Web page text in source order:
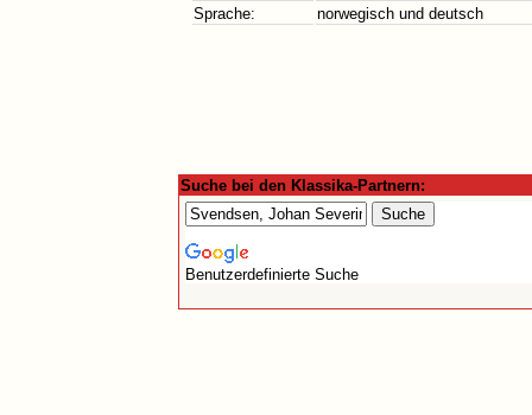
Sprache:
norwegisch und deutsch
Suche bei den Klassika-Partnern:
Benutzerdefinierte Suche